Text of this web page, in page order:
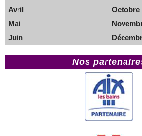
Avril
Mai
Juin
Octobre
Nos